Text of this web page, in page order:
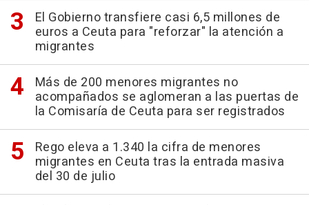
El Gobierno transfiere casi 6,5 millones de
euros a Ceuta para "reforzar" la atención a
migrantes
Más de 200 menores migrantes no
acompañados se aglomeran a las puertas de
la Comisaría de Ceuta para ser registrados
Rego eleva a 1.340 la cifra de menores
migrantes en Ceuta tras la entrada masiva
del 30 de julio